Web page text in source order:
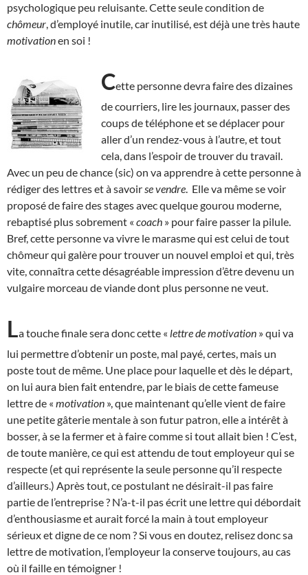
psychologique peu reluisante. Cette seule condition de
chômeur , d’employé inutile, car inutilisé, est déjà une très haute
motivationen soi !
Cette personne devra faire des dizaines
de courriers, lire les journaux, passer des
coups de téléphone et se déplacer pour
aller d’un rendez-vous à l’autre, et tout
cela, dans l’espoir de trouver du travail.
Avec un peu de chance (sic) on va apprendre à cette personne à
rédiger des lettres et à savoir se vendre . Elle va même se voir
proposé de faire des stages avec quelque gourou moderne,
rebaptisé plus sobrement « coach » pour faire passer la pilule.
Bref, cette personne va vivre le marasme qui est celui de tout
chômeur qui galère pour trouver un nouvel emploi et qui, très
vite, connaîtra cette désagréable impression d’être devenu un
vulgaire morceau de viande dont plus personne ne veut.
La touche finale sera donc cette « lettre de motivation » qui va
lui permettre d’obtenir un poste, mal payé, certes, mais un
poste tout de même. Une place pour laquelle et dès le départ,
on lui aura bien fait entendre, par le biais de cette fameuse
lettre de « motivation », que maintenant qu’elle vient de faire
une petite gâterie mentale à son futur patron, elle a intérêt à
bosser, à se la fermer et à faire comme si tout allait bien ! C’est,
de toute manière, ce qui est attendu de tout employeur qui se
respecte (et qui représente la seule personne qu’il respecte
d’ailleurs.) Après tout, ce postulant ne désirait-il pas faire
partie de l’entreprise ? N’a-t-il pas écrit une lettre qui débordait
d’enthousiasme et aurait forcé la main à tout employeur
sérieux et digne de ce nom ? Si vous en doutez, relisez donc sa
lettre de motivation, l’employeur la conserve toujours, au cas
où il faille en témoigner !